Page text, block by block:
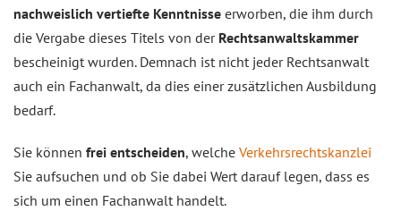
nachweislich vertiefte Kenntnisse erworben, die ihm durch
die Vergabe dieses Titels von der Rechtsanwaltskammer
bescheinigt wurden. Demnach ist nicht jeder Rechtsanwalt
auch ein Fachanwalt, da dies einer zusätzlichen Ausbildung
bedarf.
Sie können frei entscheiden, welche Verkehrsrechtskanzlei
Sie aufsuchen und ob Sie dabei Wert darauf legen, dass es
sich um einen Fachanwalt handelt.